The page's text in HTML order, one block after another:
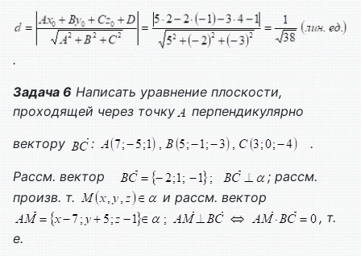
.
Задача 6 Написать уравнение плоскости,
проходящей через точку
перпендикулярно
вектору
: .
Рассм. вектор
; рассм.
произв. т.
и рассм. вектор
, т.
е.